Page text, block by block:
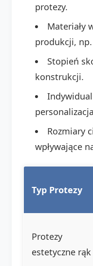
protezy.
Materiały
produkcji,
Stopień
konstrukcji.
personalizacja
Rozmiary
wpływające
Typ Protezy
Protezy
estetyczne rąk